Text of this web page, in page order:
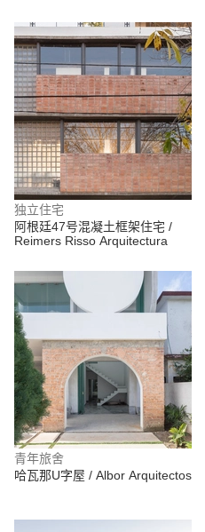
独立住宅
阿根廷47号混凝土框架住宅 /
Reimers Risso Arquitectura
青年旅舍
哈瓦那U字屋 / Albor Arquitectos